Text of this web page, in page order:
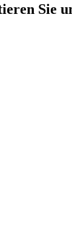
Sie